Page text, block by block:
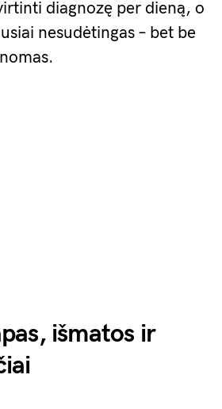
diagnozę per dieną, o
nesudėtingas – bet be
išmatos ir